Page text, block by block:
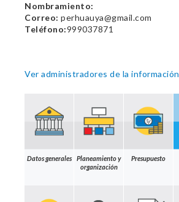
Nombramiento:
Correo: perhuauya@gmail.com
Teléfono:999037871
Ver administradores de la información
Datos generales
Planeamiento y
organización
Presupuesto